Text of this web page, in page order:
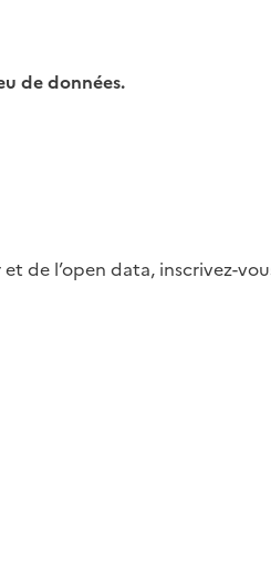
de données.
de l’open data, inscrivez-